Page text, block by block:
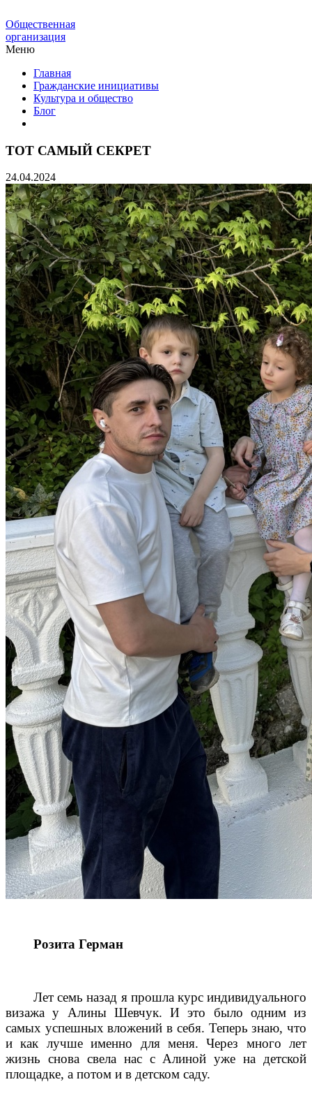
Общественная
организация
Меню
Главная
Гражданские инициативы
Культура и общество
Блог
ТОТ САМЫЙ СЕКРЕТ
24.04.2024
Розита Герман
Лет семь назад я прошла курс индивидуального
визажа у Алины Шевчук. И это было одним из
самых успешных вложений в себя. Теперь знаю, что
и как лучше именно для меня. Через много лет
жизнь снова свела нас с Алиной уже на детской
площадке, а потом и в детском саду.